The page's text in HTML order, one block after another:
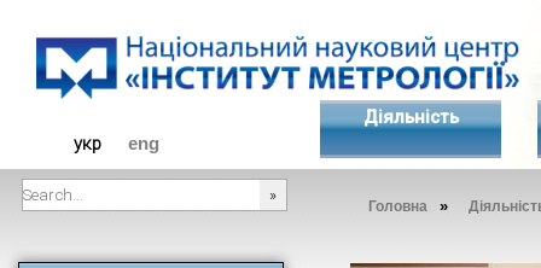
укр eng
Діяльність
Головна »